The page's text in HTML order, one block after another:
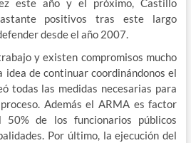
este año y el próximo, Castillo
positivos tras este largo
desde el año 2007.
y existen compromisos mucho
idea de continuar coordinándonos el
todas las medidas necesarias para
Además el ARMA es factor
de los funcionarios públicos
Por último, la ejecución del